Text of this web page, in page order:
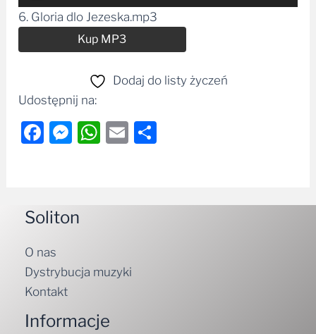
plików
dźwiękowych
6. Gloria dlo Jezeska.mp3
Kup MP3
Dodaj do listy życzeń
Udostępnij na:
Facebook
Messenger
WhatsApp
Email
Soliton
O nas
Dystrybucja muzyki
Kontakt
Informacje